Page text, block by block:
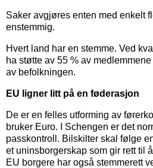
Saker avgjøres enten med enkelt
enstemmig.
Hvert land har en stemme. Ved
ha støtte av 55 % av
av befolkningen.
EU ligner litt på en føderasjon
De er en felles utforming av
bruker Euro. I Schengen er det
passkontroll. Bilskilter skal følge
et uninsborgerskap som gir rett til
EU borgere har også stemmerett